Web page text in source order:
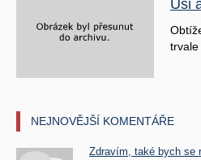
Uši
trvale
NEJNOVĚJŠÍ KOMENTÁŘE
Zdravím, také bych se